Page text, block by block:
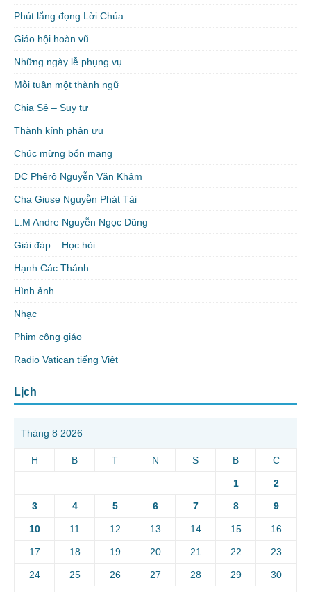
Phút lắng đọng Lời Chúa
Giáo hội hoàn vũ
Những ngày lễ phụng vụ
Mỗi tuần một thành ngữ
Chia Sẻ – Suy tư
Thành kính phân ưu
Chúc mừng bổn mạng
ĐC Phêrô Nguyễn Văn Khảm
Cha Giuse Nguyễn Phát Tài
L.M Andre Nguyễn Ngọc Dũng
Giải đáp – Học hỏi
Hạnh Các Thánh
Hình ảnh
Nhạc
Phim công giáo
Radio Vatican tiếng Việt
Lịch
Tháng 8 2026
H B T N S B C
1 2
3 4 5 6 7 8 9
10 11 12 13 14 15 16
17 18 19 20 21 22 23
24 25 26 27 28 29 30